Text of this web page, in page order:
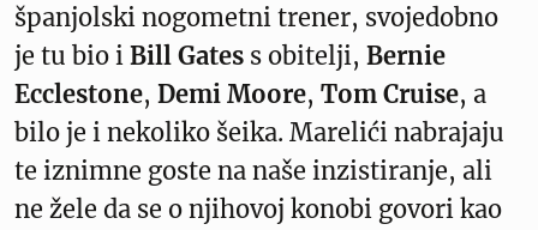
španjolski nogometni trener, svojedobno
je tu bio i Bill Gates s obitelji, Bernie
Ecclestone, Demi Moore, Tom Cruise, a
bilo je i nekoliko šeika. Marelići nabrajaju
te iznimne goste na naše inzistiranje, ali
ne žele da se o njihovoj konobi govori kao